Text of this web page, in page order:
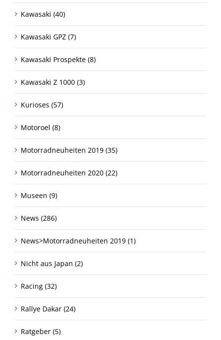
Kawasaki (40)
Kawasaki GPZ (7)
Kawasaki Prospekte (8)
Kawasaki Z 1000 (3)
Kurioses (57)
Motoroel (8)
Motorradneuheiten 2019 (35)
Motorradneuheiten 2020 (22)
Museen (9)
News (286)
News>Motorradneuheiten 2019 (1)
Nicht aus Japan (2)
Racing (32)
Rallye Dakar (24)
Ratgeber (5)